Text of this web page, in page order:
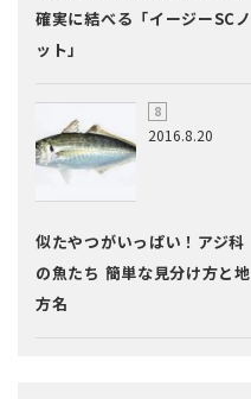
確実に結べる「イージーSCノ
ット」
2016.8.20
似たやつがいっぱい！アジ科
の魚たち 簡単な見分け方と地
方名